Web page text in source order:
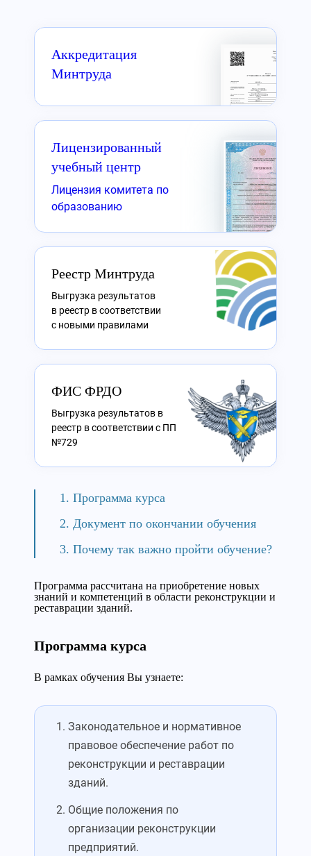
Аккредитация
Минтруда
Лицензированный
учебный центр
Лицензия комитета по
образованию
Реестр Минтруда
Выгрузка результатов
в реестр в соответствии
с новыми правилами
ФИС ФРДО
Выгрузка результатов в
реестр в соответствии с ПП
№729
Программа курса
Документ по окончании обучения
Почему так важно пройти обучение?
Программа рассчитана на приобретение новых
знаний и компетенций в области реконструкции и
реставрации зданий.
Программа курса
В рамках обучения Вы узнаете:
Законодательное и нормативное
правовое обеспечение работ по
реконструкции и реставрации
зданий.
Общие положения по
организации реконструкции
предприятий.